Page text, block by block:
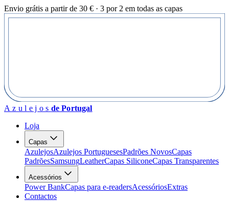
Envio grátis a partir de 30 € · 3 por 2 em todas as capas
Azulejos de Portugal
Loja
Capas
AzulejosAzulejos PortuguesesPadrões NovosCapas
PadrõesSamsungLeatherCapas SiliconeCapas Transparentes
Acessórios
Power BankCapas para e-readersAcessóriosExtras
Contactos